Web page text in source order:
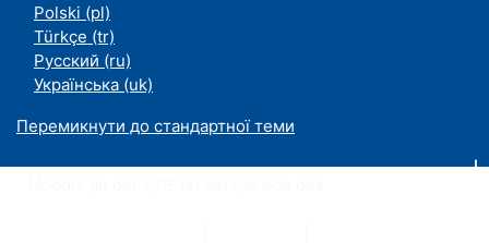
Polski ‎(pl)‎
Türkçe ‎(tr)‎
Русский ‎(ru)‎
Українська ‎(uk)‎
Перемикнути до стандартної теми